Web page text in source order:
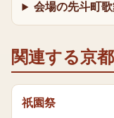
会場の先斗町
関連する京
祇園祭